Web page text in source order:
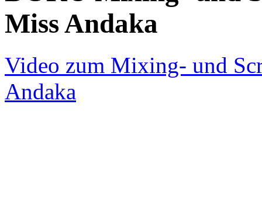
Miss Andaka
Video zum Mixing- und
Andaka